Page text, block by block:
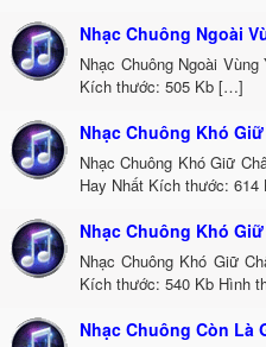
Nhạc Chuông Ngoài
Nhạc Chuông Ngoài
Kích thước: 505 Kb […]
Nhạc Chuông Khó
Nhạc Chuông Khó Giữ
Hay Nhất Kích thước:
Nhạc Chuông Khó
Nhạc Chuông Khó Giữ
Kích thước: 540 Kb Hình
Nhạc Chuông Còn Là